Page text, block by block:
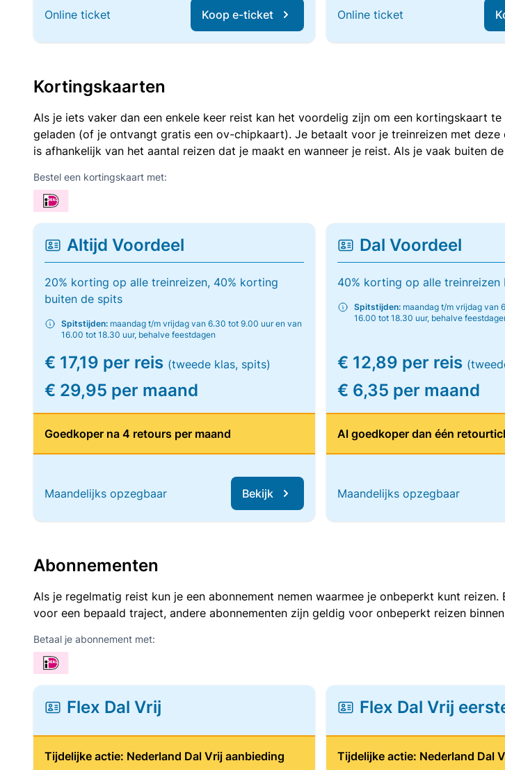
Online ticket Koop e-ticket Online ticket
Kortingskaarten
Als je iets vaker dan een enkele keer reist kan het voordelig zijn om een kortingskaart
geladen (of je ontvangt gratis een ov-chipkaart). Je betaalt voor je treinreizen met
is afhankelijk van het aantal reizen dat je maakt en wanneer je reist. Als je vaak buiten
Bestel een kortingskaart met:
Altijd Voordeel
20% korting op alle treinreizen, 40% korting
buiten de spits
Spitstijden: maandag t/m vrijdag van 6.30 tot 9.00 uur en van
16.00 tot 18.30 uur, behalve feestdagen
€ 17,19 per reis (tweede klas, spits)
€ 29,95 per maand
Goedkoper na 4 retours per maand
Maandelijks opzegbaar Bekijk
Dal Voordeel
40% korting op alle treinreizen
Spitstijden: maandag t/m vrijdag van
16.00 tot 18.30 uur, behalve
€ 12,89 per reis
€ 6,35 per maand
Al goedkoper dan één
Maandelijks opzegbaar
Abonnementen
Als je regelmatig reist kun je een abonnement nemen waarmee je onbeperkt kunt
voor een bepaald traject, andere abonnementen zijn geldig voor onbeperkt reizen
Betaal je abonnement met:
Flex Dal Vrij
Tijdelijke actie: Nederland Dal Vrij aanbieding
Flex Dal Vrij
Tijdelijke actie: Nederland Dal